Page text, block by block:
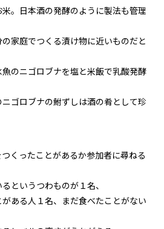
。日本酒の発酵のように製法も管理
家庭でつくる漬け物に近いものだと
のニゴロブナを塩と米飯で乳酸発酵
ゴロブナの鮒ずしは酒の肴として珍
くったことがあるか参加者に尋ねる
というつわものが１名、
ある人１名、まだ食べたことがない